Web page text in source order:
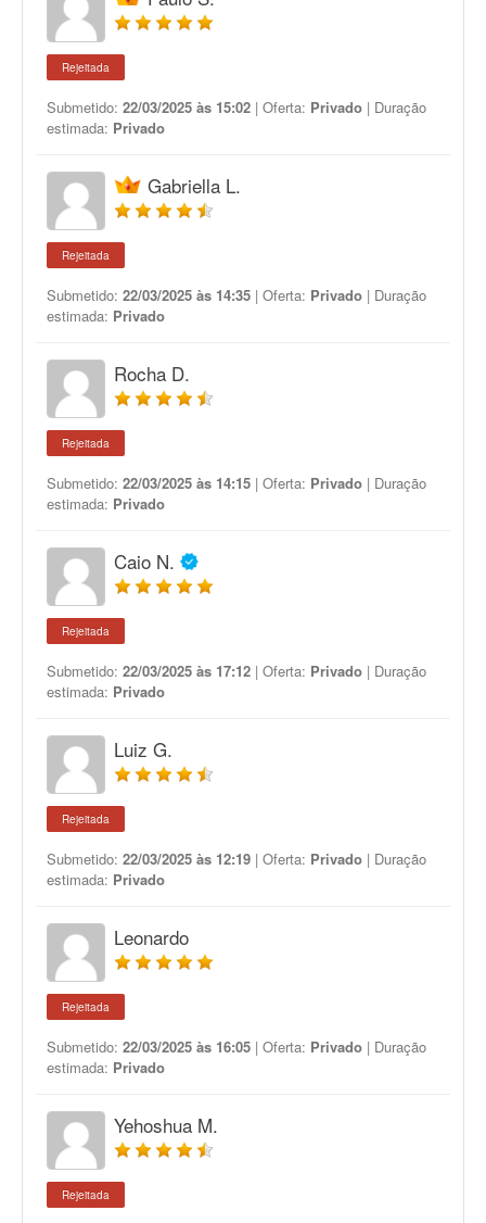
Rejeitada
Submetido: 22/03/2025 às 15:02 | Oferta: Privado | Duração
estimada: Privado
Gabriella L.
Rejeitada
Submetido: 22/03/2025 às 14:35 | Oferta: Privado | Duração
estimada: Privado
Rocha D.
Rejeitada
Submetido: 22/03/2025 às 14:15 | Oferta: Privado | Duração
estimada: Privado
Caio N.
Rejeitada
Submetido: 22/03/2025 às 17:12 | Oferta: Privado | Duração
estimada: Privado
Luiz G.
Rejeitada
Submetido: 22/03/2025 às 12:19 | Oferta: Privado | Duração
estimada: Privado
Leonardo
Rejeitada
Submetido: 22/03/2025 às 16:05 | Oferta: Privado | Duração
estimada: Privado
Yehoshua M.
Rejeitada